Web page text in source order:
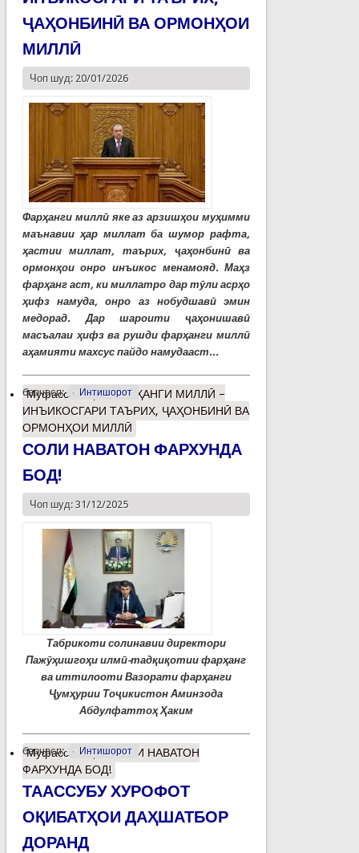
ҶАҲОНБИНӢ ВА ОРМОНҲОИ
МИЛЛӢ
Чоп шуд: 20/01/2026
Фарҳанги миллӣ яке аз арзишҳои муҳимми
маънавии ҳар миллат ба шумор рафта,
ҳастии миллат, таърих, ҷаҳонбинӣ ва
ормонҳои онро инъикос менамояд. Маҳз
фарҳанг аст, ки миллатро дар тӯли асрҳо
ҳифз намуда, онро аз нобудшавӣ эмин
медорад. Дар шароити ҷаҳонишавӣ
масъалаи ҳифз ва рушди фарҳанги миллӣ
аҳамияти махсус пайдо намудааст...
барчасп: Интишорот
Муфассалтаро ФАРҲАНГИ МИЛЛӢ –
ИНЪИКОСГАРИ ТАЪРИХ, ҶАҲОНБИНӢ ВА
ОРМОНҲОИ МИЛЛӢ
СОЛИ НАВАТОН ФАРХУНДА
БОД!
Чоп шуд: 31/12/2025
Табрикоти солинавии директори
Пажӯҳишгоҳи илмӣ-тадқиқотии фарҳанг
ва иттилооти Вазорати фарҳанги
Ҷумҳурии Тоҷикистон Аминзода
Абдулфаттоҳ Ҳаким
барчасп: Интишорот
Муфассалтаро СОЛИ НАВАТОН
ФАРХУНДА БОД!
ТААССУБУ ХУРОФОТ
ОҚИБАТҲОИ ДАҲШАТБОР
ДОРАНД